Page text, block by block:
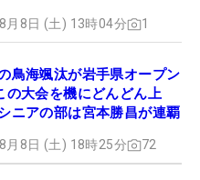
月8日 (土) 13時04分 1
鳥海颯汰が岩手県オープン
の大会を機にどんどん上
ニアの部は宮本勝昌が連覇
月8日 (土) 18時25分 72